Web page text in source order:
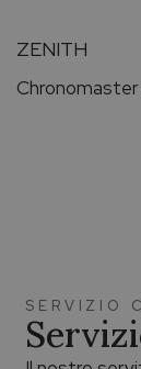
ZENITH
Chronomaster
SERVIZIO